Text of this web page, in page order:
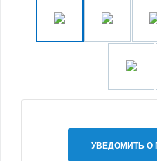
УВЕДОМИТЬ О